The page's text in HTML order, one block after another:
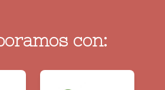
con: